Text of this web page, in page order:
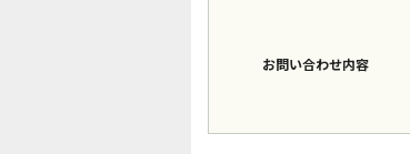
お問い合わせ内容